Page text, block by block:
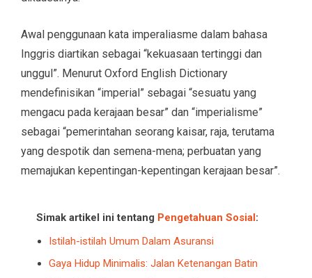
Awal penggunaan kata imperaliasme dalam bahasa
Inggris diartikan sebagai “kekuasaan tertinggi dan
unggul”. Menurut Oxford English Dictionary
mendefinisikan “imperial” sebagai “sesuatu yang
mengacu pada kerajaan besar” dan “imperialisme”
sebagai “pemerintahan seorang kaisar, raja, terutama
yang despotik dan semena-mena; perbuatan yang
memajukan kepentingan-kepentingan kerajaan besar”.
Simak artikel ini tentang Pengetahuan Sosial:
Istilah-istilah Umum Dalam Asuransi
Gaya Hidup Minimalis: Jalan Ketenangan Batin